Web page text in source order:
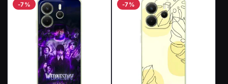
-7% -7%